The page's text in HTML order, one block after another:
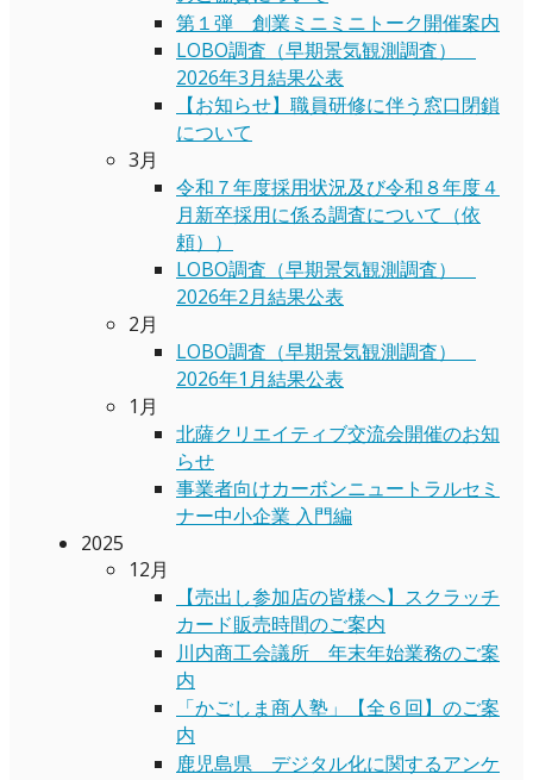
第１弾 創業ミニミニトーク開催案内
LOBO調査（早期景気観測調査）
2026年3月結果公表
【お知らせ】職員研修に伴う窓口閉鎖
について
3月
令和７年度採用状況及び令和８年度４
月新卒採用に係る調査について（依
頼））
LOBO調査（早期景気観測調査）
2026年2月結果公表
2月
LOBO調査（早期景気観測調査）
2026年1月結果公表
1月
北薩クリエイティブ交流会開催のお知
らせ
事業者向けカーボンニュートラルセミ
ナー中小企業 入門編
2025
12月
【売出し参加店の皆様へ】スクラッチ
カード販売時間のご案内
川内商工会議所 年末年始業務のご案
内
「かごしま商人塾」【全６回】のご案
内
鹿児島県 デジタル化に関するアンケ